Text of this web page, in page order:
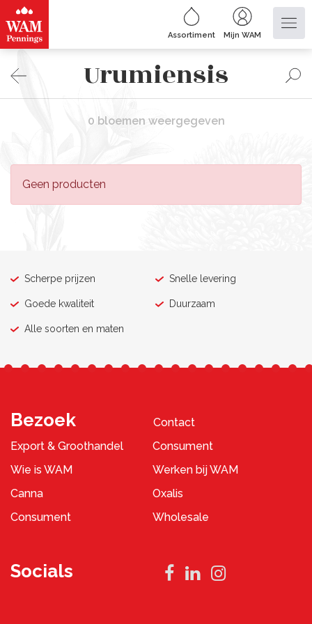
Assortiment Mijn WAM
Urumiensis
0 bloemen weergegeven
Geen producten
Scherpe prijzen Snelle levering
Goede kwaliteit Duurzaam
Alle soorten en maten
Bezoek
Contact
Export & Groothandel
Consument
Wie is WAM
Werken bij WAM
Canna
Oxalis
Consument
Wholesale
Socials